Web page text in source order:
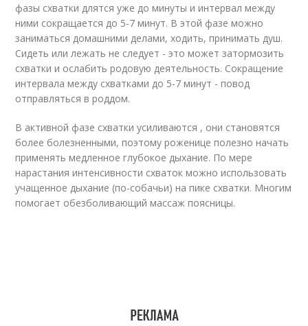
фазы схватки длятся уже до минуты и интервал между
ними сокращается до 5-7 минут. В этой фазе можно
заниматься домашними делами, ходить, принимать душ.
Сидеть или лежать не следует - это может затормозить
схватки и ослабить родовую деятельность. Сокращение
интервала между схватками до 5-7 минут - повод
отправляться в роддом.
В активной фазе схватки усиливаются , они становятся
более болезненными, поэтому роженице полезно начать
применять медленное глубокое дыхание. По мере
нарастания интенсивности схваток можно использовать
учащенное дыхание (по-собачьи) на пике схватки. Многим
помогает обезболивающий массаж поясницы.